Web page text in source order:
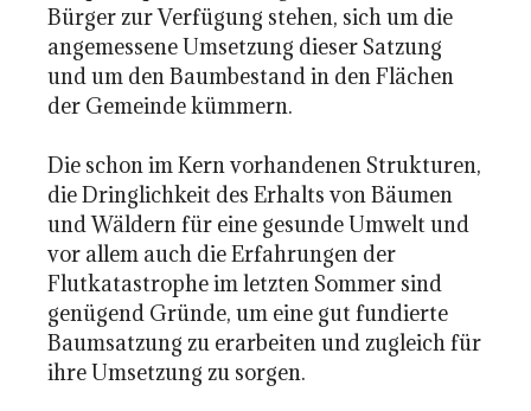
Bürger zur Verfügung stehen, sich um die
angemessene Umsetzung dieser Satzung
und um den Baumbestand in den Flächen
der Gemeinde kümmern.
Die schon im Kern vorhandenen Strukturen,
die Dringlichkeit des Erhalts von Bäumen
und Wäldern für eine gesunde Umwelt und
vor allem auch die Erfahrungen der
Flutkatastrophe im letzten Sommer sind
genügend Gründe, um eine gut fundierte
Baumsatzung zu erarbeiten und zugleich für
ihre Umsetzung zu sorgen.